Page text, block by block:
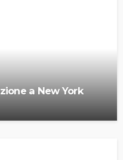
a New York